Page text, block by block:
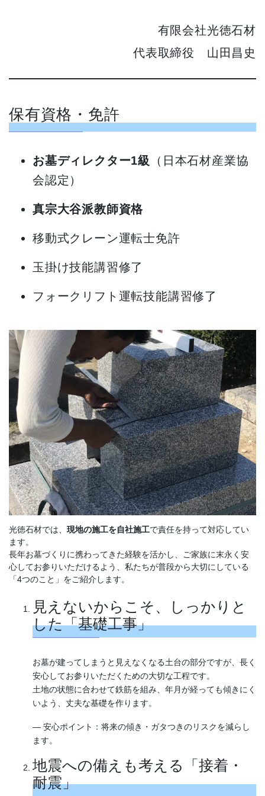
有限会社光徳石材
代表取締役 山田昌史
保有資格・免許
お墓ディレクター1級
（日本石材産業協
会認定）
真宗大谷派教師資格
移動式クレーン運転士免許
玉掛け技能講習修了
フォークリフト運転技能講習修了
光徳石材では、 現地の施工を自社施工で責任を持って対応してい
ます。
長年お墓づくりに携わってきた経験を活かし、ご家族に末永く安
心してお参りいただけるよう、私たちが普段から大切にしている
「4つのこと」をご紹介します。
見えないからこそ、しっかりと
した「基礎工事」
お墓が建ってしまうと見えなくなる土台の部分ですが、長く
安心してお参りいただくための大切な工程です。
土地の状態に合わせて鉄筋を組み、年月が経っても傾きにく
いよう、丈夫な基礎を作ります。
— 安心ポイント：将来の傾き・ガタつきのリスクを減らし
ます。
地震への備えも考える「接着・
耐震」